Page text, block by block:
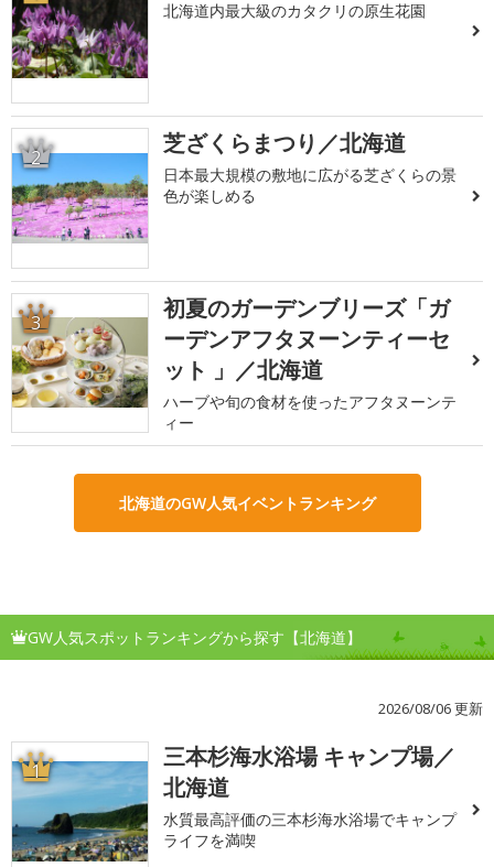
北海道内最大級のカタクリの原生花園
2 芝ざくらまつり／北海道
日本最大規模の敷地に広がる芝ざくらの景
色が楽しめる
3
初夏のガーデンブリーズ「ガ
ーデンアフタヌーンティーセ
ット 」／北海道
ハーブや旬の食材を使ったアフタヌーンテ
ィー
北海道のGW人気イベントランキング
GW人気スポットランキングから探す【北海道】
2026/08/06 更新
1
三本杉海水浴場 キャンプ場／
北海道
水質最高評価の三本杉海水浴場でキャンプ
ライフを満喫